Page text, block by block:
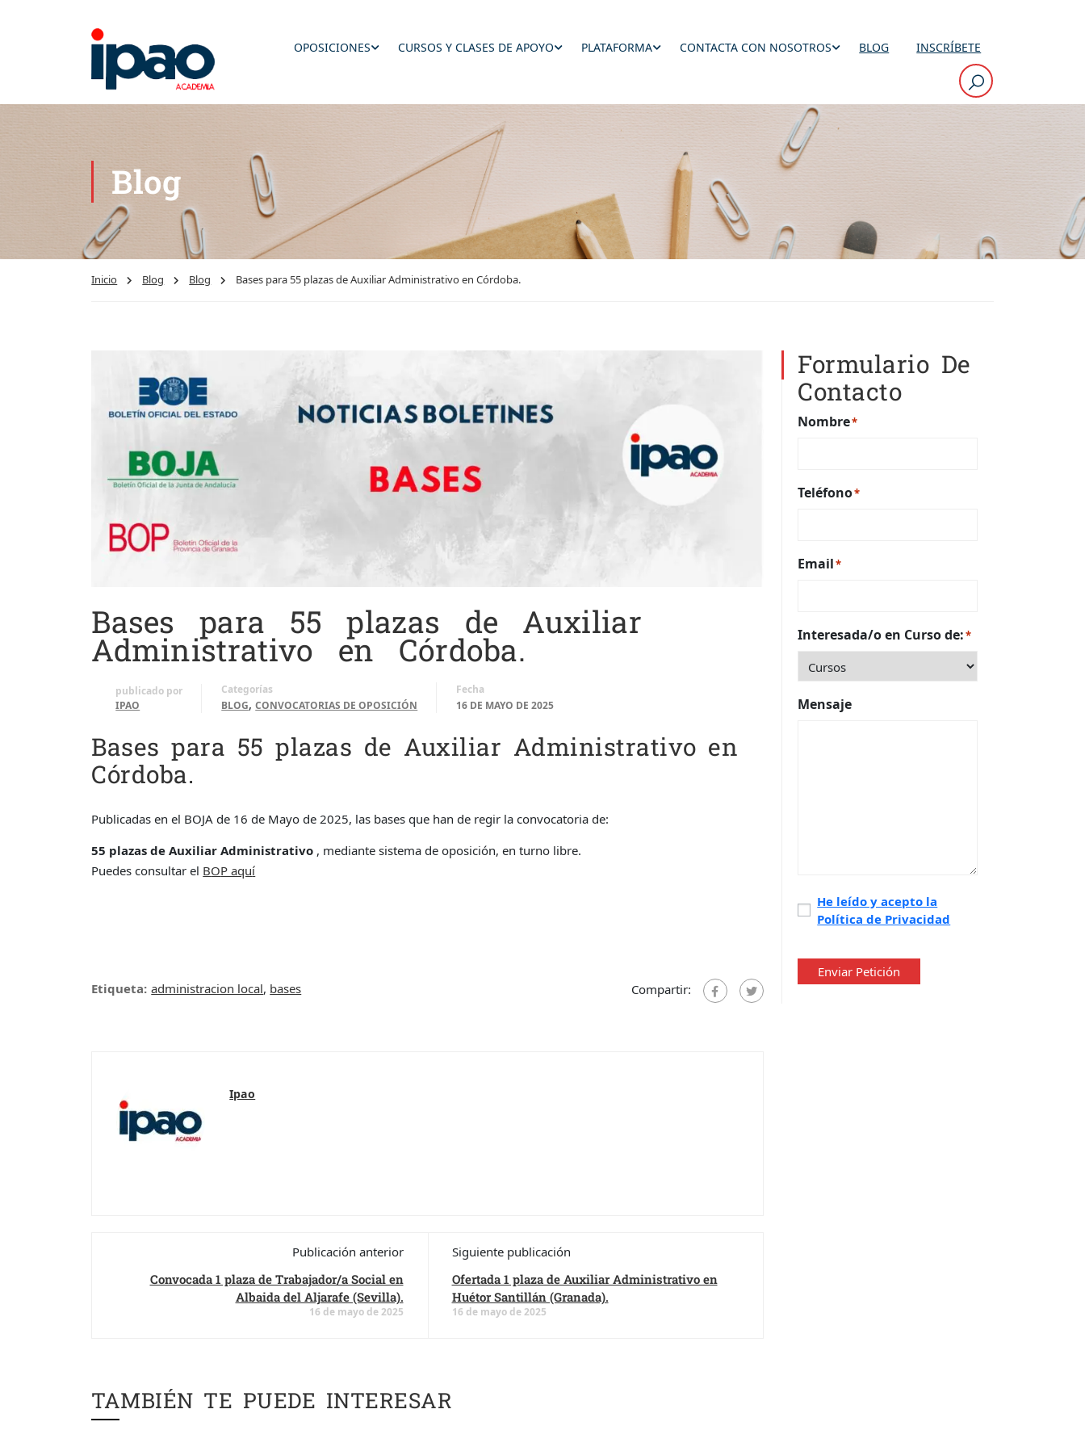
OPOSICIONES CURSOS Y CLASES DE APOYO PLATAFORMA CONTACTA CON NOSOTROS BLOG INSCRÍBETE
Blog
Inicio Blog Blog Bases para 55 plazas de Auxiliar Administrativo en Córdoba.
Bases para 55 plazas de Auxiliar
Administrativo en Córdoba.
publicado por
IPAO
Categorías
BLOG,CONVOCATORIAS DE OPOSICIÓN
Fecha
16 DE MAYO DE 2025
Bases para 55 plazas de Auxiliar Administrativo en
Córdoba.
Publicadas en el BOJA de 16 de Mayo de 2025, las bases que han de regir la convocatoria de:
55 plazas de Auxiliar Administrativo , mediante sistema de oposición, en turno libre.
Puedes consultar el BOP aquí
Etiqueta: administracion local, bases Compartir:
Ipao
Publicación anterior
Convocada 1 plaza de Trabajador/a Social en
Albaida del Aljarafe (Sevilla).
16 de mayo de 2025
Siguiente publicación
Ofertada 1 plaza de Auxiliar Administrativo en
Huétor Santillán (Granada).
16 de mayo de 2025
TAMBIÉN TE PUEDE INTERESAR
Formulario De
Contacto
Nombre*
Teléfono*
Email*
Interesada/o en Curso de:*
Mensaje
Política
de
He leído y acepto la
Política de Privacidad
Enviar Petición